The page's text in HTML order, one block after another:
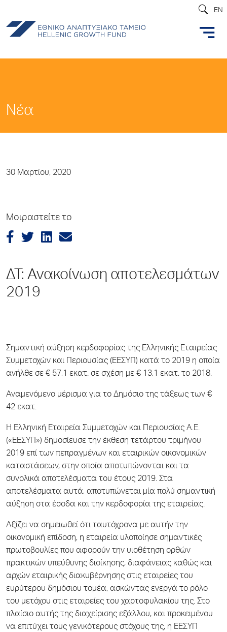
EN
Νέα
30 Μαρτίου, 2020
Μοιραστείτε το
ΔΤ: Ανακοίνωση αποτελεσμάτων
2019
Σημαντική αύξηση κερδοφορίας της Ελληνικής Εταιρείας
Συμμετοχών και Περιουσίας (ΕΕΣΥΠ) κατά το 2019 η οποία
ανήλθε σε € 57,1 εκατ. σε σχέση με € 13,1 εκατ. το 2018.
Αναμενόμενο μέρισμα για το Δημόσιο της τάξεως των €
42 εκατ.
Η Ελληνική Εταιρεία Συμμετοχών και Περιουσίας Α.Ε.
(«ΕΕΣΥΠ») δημοσίευσε την έκθεση τετάρτου τριμήνου
2019 επί των πεπραγμένων και εταιρικών οικονομικών
καταστάσεων, στην οποία αποτυπώνονται και τα
συνολικά αποτελέσματα του έτους 2019. Στα
αποτελέσματα αυτά, αποτυπώνεται μία πολύ σημαντική
αύξηση στα έσοδα και την κερδοφορία της εταιρείας.
Αξίζει να σημειωθεί ότι ταυτόχρονα με αυτήν την
οικονομική επίδοση, η εταιρεία υλοποίησε σημαντικές
πρωτοβουλίες που αφορούν την υιοθέτηση ορθών
πρακτικών υπεύθυνης διοίκησης, διαφάνειας καθώς και
αρχών εταιρικής διακυβέρνησης στις εταιρείες του
ευρύτερου δημόσιου τομέα, ασκώντας ενεργά το ρόλο
του μετόχου στις εταιρείες του χαρτοφυλακίου της. Στο
πλαίσιο αυτής της διαχείρισης εξάλλου, και προκειμένου
να επιτύχει τους γενικότερους στόχους της, η ΕΕΣΥΠ